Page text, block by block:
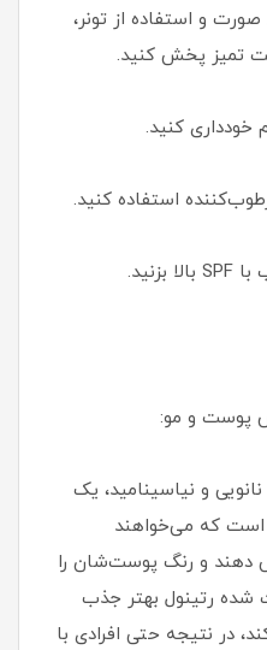
و استفاده از تونر،
تمیز پخش کنید.
پوست و مو:
و نیاسینامید، یک
است که می‌خواهند
دهند و رنگ پوست‌شان را
شده رتینول بهتر جذب
در نتیجه حتی افرادی با